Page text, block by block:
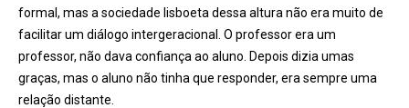
formal, mas a sociedade lisboeta dessa altura não era muito de
facilitar um diálogo intergeracional. O professor era um
professor, não dava confiança ao aluno. Depois dizia umas
graças, mas o aluno não tinha que responder, era sempre uma
relação distante.